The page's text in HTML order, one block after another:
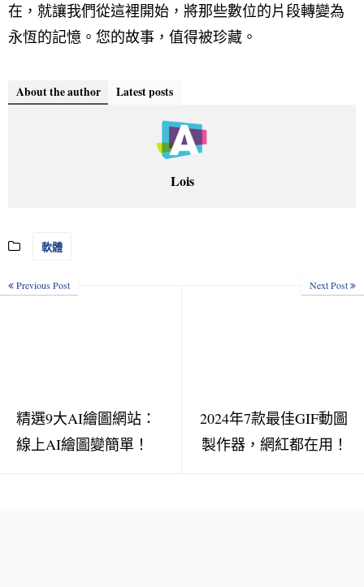
在，就讓我們從這裡開始，將那些數位的片段轉變為
永恆的記憶。您的故事，值得被珍藏。
About the author Latest posts
Lois
軟體
Previous Post
精選9大AI繪圖網站：
線上AI繪圖變簡單！
Next Post
2024年7款最佳GIF動圖
製作器，網紅都在用！